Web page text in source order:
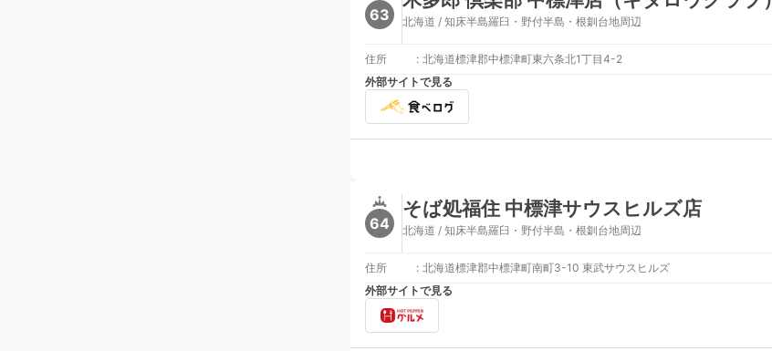
63 北海道 / 知床半島羅臼・野付半島・根釧台地周辺
住所 : 北海道標津郡中標津町東六条北1丁目4-2
外部サイトで見る
64
そば処福住 中標津サウスヒルズ店
北海道 / 知床半島羅臼・野付半島・根釧台地周辺
住所 : 北海道標津郡中標津町南町3-10 東武サウスヒルズ
外部サイトで見る